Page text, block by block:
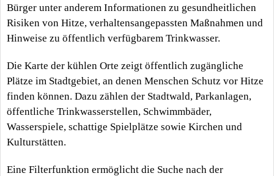
Bürger unter anderem Informationen zu gesundheitlichen
Risiken von Hitze, verhaltensangepassten Maßnahmen und
Hinweise zu öffentlich verfügbarem Trinkwasser.
Die Karte der kühlen Orte zeigt öffentlich zugängliche
Plätze im Stadtgebiet, an denen Menschen Schutz vor Hitze
finden können. Dazu zählen der Stadtwald, Parkanlagen,
öffentliche Trinkwasserstellen, Schwimmbäder,
Wasserspiele, schattige Spielplätze sowie Kirchen und
Kulturstätten.
Eine Filterfunktion ermöglicht die Suche nach der